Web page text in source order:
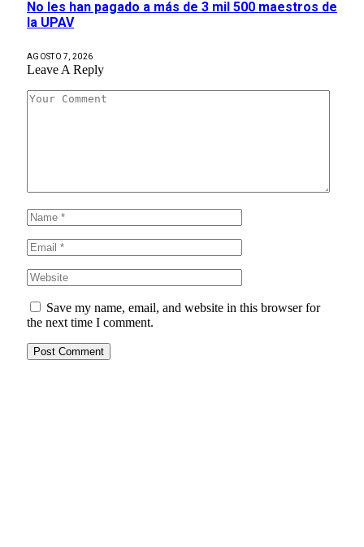
No les han pagado a más de 3 mil 500 maestros de
la UPAV
AGOSTO 7, 2026
Leave A Reply
Save my name, email, and website in this browser for
the next time I comment.